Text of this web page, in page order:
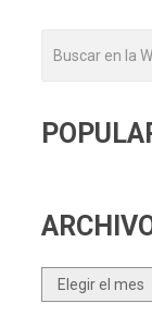
Archivos